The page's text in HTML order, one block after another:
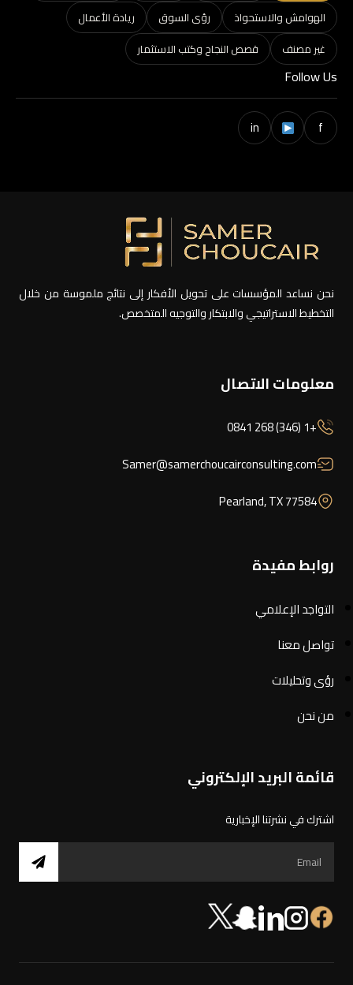
الهوامش والاستحواذ
رؤى السوق
ريادة الأعمال
غير مصنف
قصص النجاح وكتب الاستثمار
Follow Us
f
in
نحن نساعد المؤسسات على تحويل الأفكار إلى نتائج ملموسة من خلال
التخطيط الاستراتيجي والابتكار والتوجيه المتخصص.
معلومات الاتصال
+1 (346) 268 0841
Samer@samerchoucairconsulting.com
Pearland, TX 77584
روابط مفيدة
التواجد الإعلامي
تواصل معنا
رؤى وتحليلات
من نحن
قائمة البريد الإلكتروني
اشترك في نشرتنا الإخبارية